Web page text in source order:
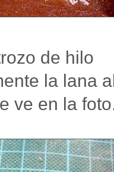
de hilo
la lana
ve en la